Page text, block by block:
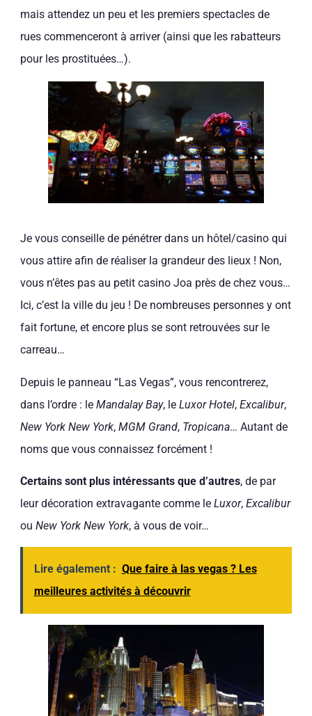
mais attendez un peu et les premiers spectacles de
rues commenceront à arriver (ainsi que les rabatteurs
pour les prostituées…).
Je vous conseille de pénétrer dans un hôtel/casino qui
vous attire afin de réaliser la grandeur des lieux ! Non,
vous n’êtes pas au petit casino Joa près de chez vous…
Ici, c’est la ville du jeu ! De nombreuses personnes y ont
fait fortune, et encore plus se sont retrouvées sur le
carreau…
Depuis le panneau “Las Vegas”, vous rencontrerez,
dans l’ordre : le Mandalay Bay, le Luxor Hotel, Excalibur,
New York New York, MGM Grand, Tropicana… Autant de
noms que vous connaissez forcément !
Certains sont plus intéressants que d’autres, de par
leur décoration extravagante comme leLuxor, Excalibur
ou New York New York, à vous de voir…
Lire également : Que faire à las vegas ? Les
meilleures activités à découvrir